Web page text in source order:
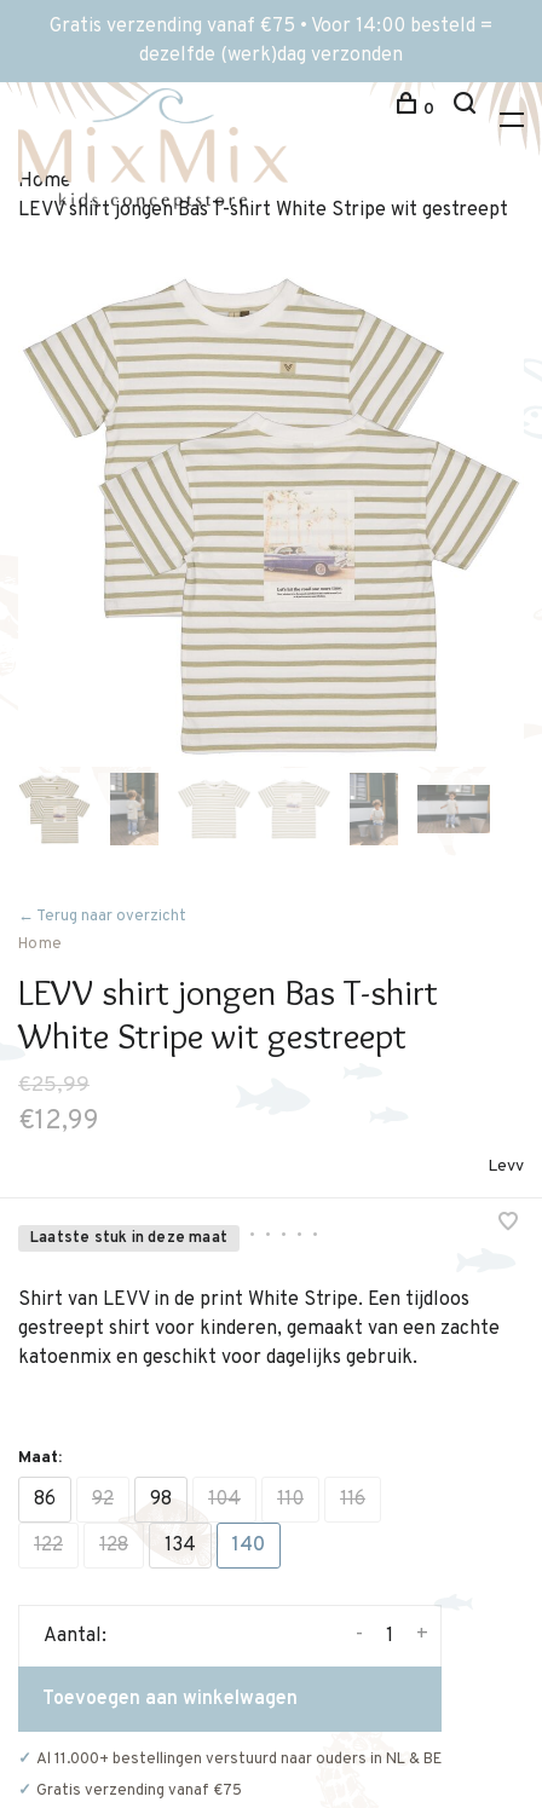
Gratis verzending vanaf €75 • Voor 14:00 besteld =
dezelfde (werk)dag verzonden
0
Home
LEVV shirt jongen Bas T-shirt White Stripe wit gestreept
← Terug naar overzicht
Home
LEVV shirt jongen Bas T-shirt
White Stripe wit gestreept
€25,99
€12,99
Levv
Laatste stuk in deze maat • • • • •
Shirt van LEVV in de print White Stripe. Een tijdloos
gestreept shirt voor kinderen, gemaakt van een zachte
katoenmix en geschikt voor dagelijks gebruik.
Maat:
86 92 98 104 110
116
122
128 134 140
Aantal: +
-
Toevoegen aan winkelwagen
Al 11.000+ bestellingen verstuurd naar ouders in NL & BE
Gratis verzending vanaf €75